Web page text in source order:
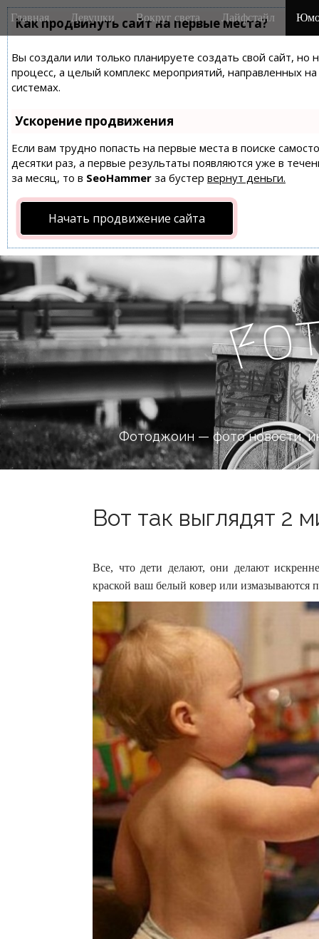
Как продвинуть сайт на первые места?
Вы создали или только планируете создать свой сайт,
процесс, а целый комплекс мероприятий, направленных
системах.
Ускорение продвижения
Если вам трудно попасть на первые места в поиске
десятки раз, а первые результаты появляются уже в
за месяц, то в SeoHammer за бустер вернут деньги.
Начать продвижение сайта
M
a
n
m
e
n
u
i
Главная Девушки Вокруг света Лайфстайл
Fo
Фотоджоин — фото новости,
Вот так выглядят 2
Все, что дети делают, они делают
краской ваш белый ковер или измазываются